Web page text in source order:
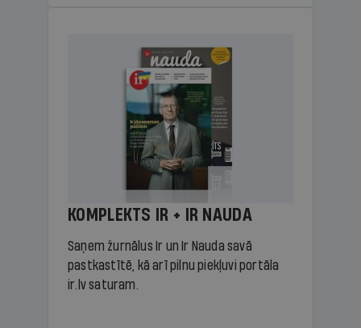
KOMPLEKTS IR + IR NAUDA
Saņem žurnālus Ir un Ir Nauda savā
pastkastītē, kā arī pilnu piekļuvi portāla
ir.lv saturam.